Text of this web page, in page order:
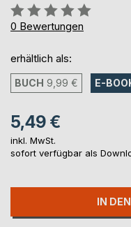
Bewertung::
0%
0 Bewertungen
erhältlich als:
BUCH 9,99 € E-
5,49 €
inkl. MwSt.
sofort verfügbar als
IN